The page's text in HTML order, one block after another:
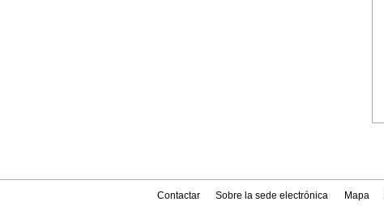
Contactar Sobre la sede electrónica Mapa